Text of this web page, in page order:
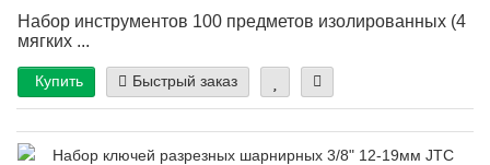
Набор инструментов 100 предметов изолированных (4
мягких ...
Купить Быстрый заказ